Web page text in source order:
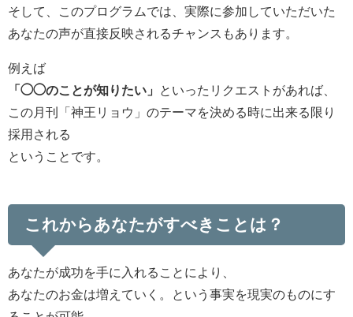
そして、このプログラムでは、実際に参加していただいた
あなたの声が直接反映されるチャンスもあります。
例えば
「◯◯のことが知りたい」
といったリクエストがあれば、
この月刊「神王リョウ」のテーマを決める時に出来る限り
採用される
ということです。
これからあなたがすべきことは？
あなたが成功を手に入れることにより、
あなたのお金は増えていく。という事実を現実のものにす